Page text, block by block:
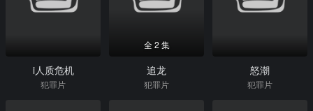
i人质危机
犯罪片
全 2 集
追龙
犯罪片
怒潮
犯罪片